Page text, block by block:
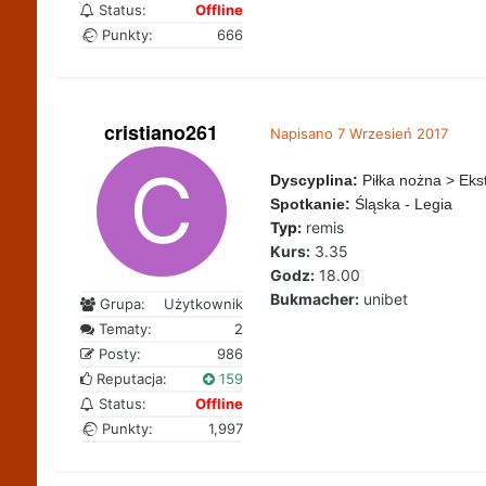
Status:
Offline
Punkty:
666
cristiano261
Grupa:
Użytkownik
Tematy:
2
Posty:
986
Reputacja:
159
Status:
Offline
Punkty:
1,997
Napisano 7 Wrzesień 2017
Dyscyplina: Piłka nożna >
Spotkanie: Śląska - Legia
Typ:remis
Kurs:3.35
Godz:18.00
Bukmacher:unibet